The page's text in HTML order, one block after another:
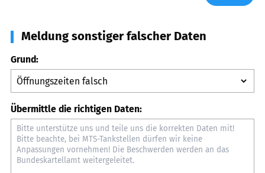
Meldung sonstiger falscher Daten
Grund:
Übermittle die richtigen Daten: